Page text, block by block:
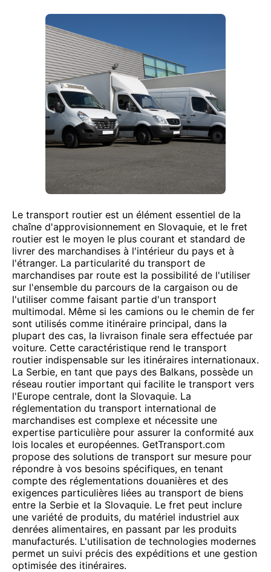
Le transport routier est un élément essentiel de la
chaîne d'approvisionnement en Slovaquie, et le fret
routier est le moyen le plus courant et standard de
livrer des marchandises à l'intérieur du pays et à
l'étranger. La particularité du transport de
marchandises par route est la possibilité de l'utiliser
sur l'ensemble du parcours de la cargaison ou de
l'utiliser comme faisant partie d'un transport
multimodal. Même si les camions ou le chemin de fer
sont utilisés comme itinéraire principal, dans la
plupart des cas, la livraison finale sera effectuée par
voiture. Cette caractéristique rend le transport
routier indispensable sur les itinéraires internationaux.
La Serbie, en tant que pays des Balkans, possède un
réseau routier important qui facilite le transport vers
l'Europe centrale, dont la Slovaquie. La
réglementation du transport international de
marchandises est complexe et nécessite une
expertise particulière pour assurer la conformité aux
lois locales et européennes. GetTransport.com
propose des solutions de transport sur mesure pour
répondre à vos besoins spécifiques, en tenant
compte des réglementations douanières et des
exigences particulières liées au transport de biens
entre la Serbie et la Slovaquie. Le fret peut inclure
une variété de produits, du matériel industriel aux
denrées alimentaires, en passant par les produits
manufacturés. L'utilisation de technologies modernes
permet un suivi précis des expéditions et une gestion
optimisée des itinéraires.